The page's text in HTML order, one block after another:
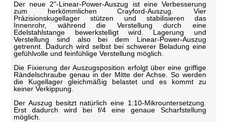
Der neue 2"-Linear-Power-Auszug ist eine Verbesserung
zum herkömmlichen Crayford-Auszug. Vier
Präzisionskugellager stützen und stabilisieren das
Innenrohr, während die Verstellung durch eine
Edelstahlstange bewerkstelligt wird. Lagerung und
Verstellung sind also bei dem Linear-Power-Auszug
getrennt. Dadurch wird selbst bei schwerer Beladung eine
gefühlvolle und feinfühlige Verstellung möglich.
Die Fixierung der Auszugsposition erfolgt über eine griffige
Rändelschraube genau in der Mitte der Achse. So werden
die Kugellager gleichmäßig belastet und es kommt zu
keiner Verkippung.
Der Auszug besitzt natürlich eine 1:10-Mikrountersetzung.
Erst dadurch wird bei f/4 eine genaue Scharfstellung
möglich.